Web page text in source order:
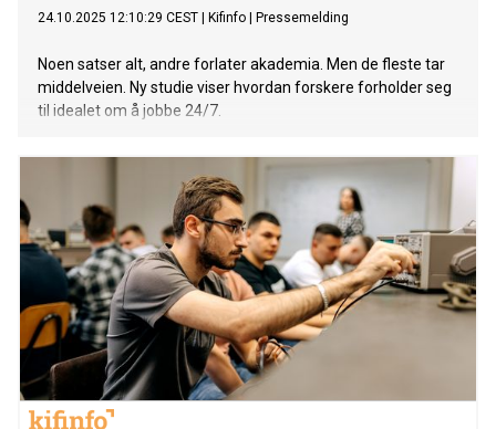
24.10.2025 12:10:29 CEST Kifinfo Pressemelding
Noen satser alt, andre forlater akademia. Men de fleste tar
middelveien. Ny studie viser hvordan forskere forholder seg
til idealet om å jobbe 24/7.